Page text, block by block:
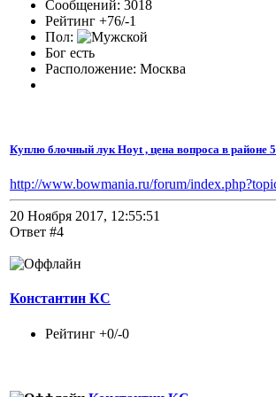
Сообщений: 3018
Рейтинг +76/-1
Пол:
Бог есть
Расположение: Москва
Куплю блочный лук Hoyt , цена вопроса в районе
http://www.bowmania.ru/forum/
20 Ноября 2017, 12:55:51
Ответ #4
Константин КС
Рейтинг +0/-0